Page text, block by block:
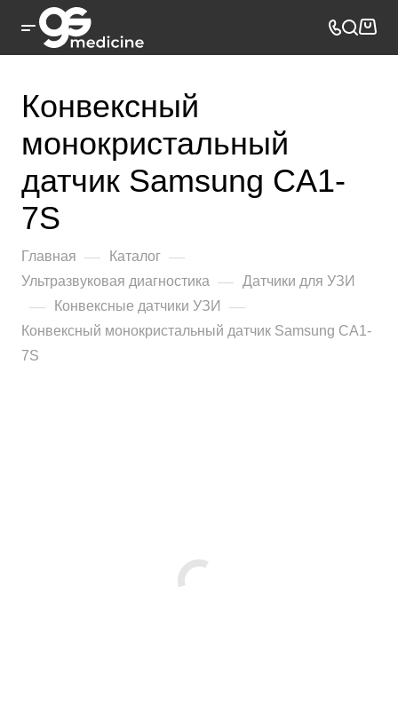
Конвексный
монокристальный
датчик Samsung CA1-
7S
Главная — Каталог —
Ультразвуковая диагностика — Датчики для УЗИ
— Конвексные датчики УЗИ —
Конвексный монокристальный датчик Samsung CA1-
7S